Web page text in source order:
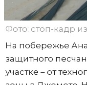
Фото: стоп-кадр
На побережье
защитного
участке – от